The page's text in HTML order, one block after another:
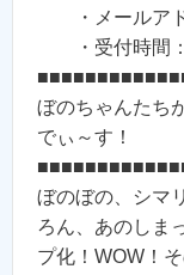
・メールアド
・受付時間：
ぼのちゃんたち
でぃ～す！
ぼのぼの、シマ
ろん、あのしま
プ化！WOW！